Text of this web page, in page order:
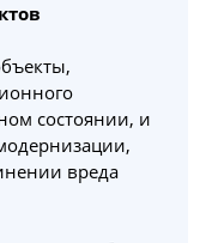
состоянии, и
вреда